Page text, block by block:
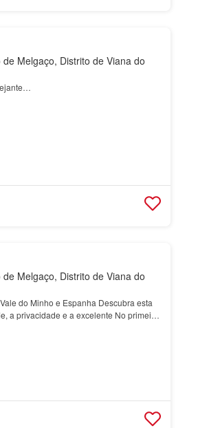
Melgaço, Distrito de Viana do
Melgaço, Distrito de Viana do
do Minho e Espanha Descubra esta
a privacidade e a excelente No primeiro
e uma casa de…